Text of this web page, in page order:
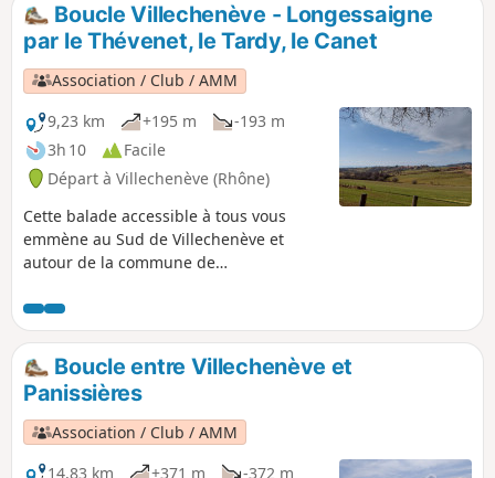
Boucle Villechenève - Longessaigne
par le Thévenet, le Tardy, le Canet
Association / Club / AMM
9,23 km
+195 m
-193 m
3h 10
Facile
Départ à Villechenève (Rhône)
Cette balade accessible à tous vous
emmène au Sud de Villechenève et
autour de la commune de
peu de dénivelé dans une belle
campagne.
Boucle entre Villechenève et
Panissières
Association / Club / AMM
14,83 km
+371 m
-372 m